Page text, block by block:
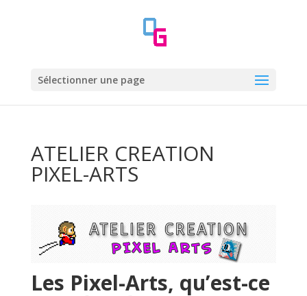
Sélectionner une page
ATELIER CREATION
PIXEL-ARTS
Les Pixel-Arts, qu’est-ce